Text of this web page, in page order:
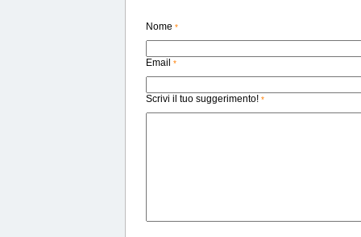
Nome *
Email *
Scrivi il tuo suggerimento! *